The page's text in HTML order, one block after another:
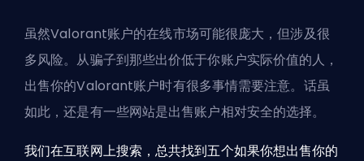
虽然Valorant账户的在线市场可能很庞大，但涉及很
多风险。从骗子到那些出价低于你账户实际价值的人，
出售你的Valorant账户时有很多事情需要注意。话虽
如此，还是有一些网站是出售账户相对安全的选择。
我们在互联网上搜索，总共找到五个如果你想出售你的